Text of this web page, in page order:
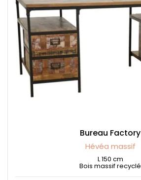
Bureau Factory
Hévéa massif
L 150 cm
Bois massif recyclé